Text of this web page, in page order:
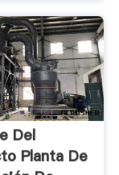
Del
Planta De